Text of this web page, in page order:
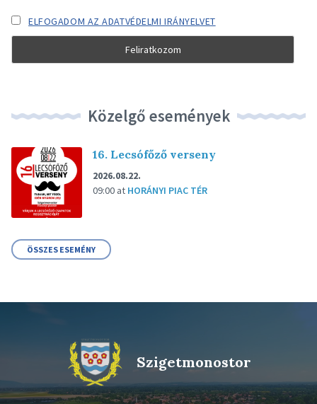
ELFOGADOM AZ ADATVÉDELMI IRÁNYELVET
Közelgő események
16. Lecsófőző verseny
2026.08.22.
09:00 at HORÁNYI PIAC TÉR
ÖSSZES ESEMÉNY
Szigetmonostor